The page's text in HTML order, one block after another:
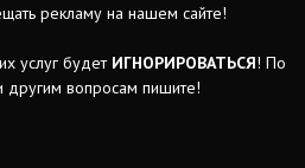
рекламу на нашем сайте!
услуг будет ИГНОРИРОВАТЬСЯ! По
другим вопросам пишите!